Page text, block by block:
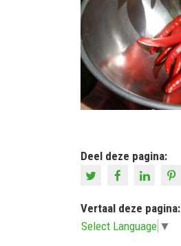
Deel deze pagina:
Vertaal deze pagina:
Select Language ▼